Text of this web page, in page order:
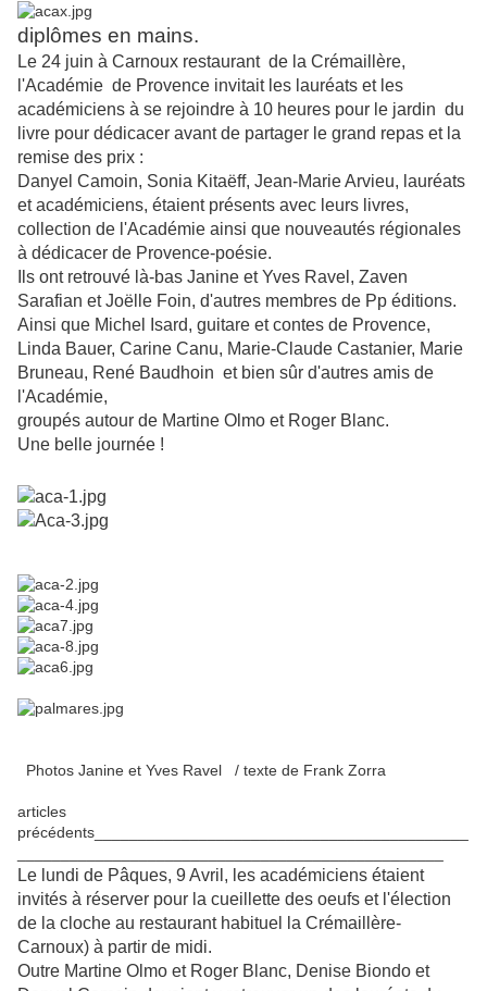
diplômes en mains.
Le 24 juin à Carnoux restaurant de la Crémaillère,
l'Académie de Provence invitait les lauréats et les
académiciens à se rejoindre à 10 heures pour le jardin du
livre pour dédicacer avant de partager le grand repas et la
remise des prix :
Danyel Camoin, Sonia Kitaëff, Jean-Marie Arvieu, lauréats
et académiciens, étaient présents avec leurs livres,
collection de l'Académie ainsi que nouveautés régionales
à dédicacer de Provence-poésie.
Ils ont retrouvé là-bas Janine et Yves Ravel, Zaven
Sarafian et Joëlle Foin, d'autres membres de Pp éditions.
Ainsi que Michel Isard, guitare et contes de Provence,
Linda Bauer, Carine Canu, Marie-Claude Castanier, Marie
Bruneau, René Baudhoin et bien sûr d'autres amis de
l'Académie,
groupés autour de Martine Olmo et Roger Blanc.
Une belle journée !
Photos Janine et Yves Ravel / texte de Frank Zorra
articles
précédents___________________________________________
Le lundi de Pâques, 9 Avril, les académiciens étaient
invités à réserver pour la cueillette des oeufs et l'élection
de la cloche au restaurant habituel la Crémaillère-
Carnoux) à partir de midi.
Outre Martine Olmo et Roger Blanc, Denise Biondo et